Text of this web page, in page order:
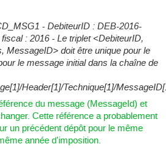
- DebiteurID : DEB-2016-
: 2016 - Le triplet <DebiteurID,
MessageID> doit être unique pour le
le message initial dans la chaîne de
Header[1]/Technique[1]/
du message (MessageId) et
Cette référence a probablement
un précédent dépôt pour le même
année d'imposition.